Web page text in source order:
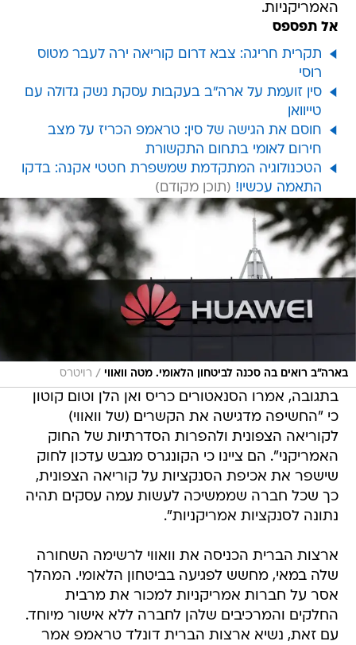
האמריקניות.
אל תפספס
תקרית חריגה: צבא דרום קוריאה ירה לעבר מטוס
רוסי
סין זועמת על ארה"ב בעקבות עסקת נשק גדולה עם
טייוואן
חוסם את הגישה של סין: טראמפ הכריז על מצב
חירום לאומי בתחום התקשורת
הטכנולוגיה המתקדמת שמשפרת חטטי אקנה: בדקו
התאמה עכשיו!
בארה"ב רואים בה סכנה לביטחון הלאומי. מטה וואווי / רויטרס
בתגובה, אמרו הסנאטורים כריס ואן הלן וטום קוטון
כי "החשיפה מדגישה את הקשרים (של וואווי)
לקוריאה הצפונית ולהפרות הסדרתיות של החוק
האמריקני". הם ציינו כי הקונגרס מגבש עדכון לחוק
שישפר את אכיפת הסנקציות על קוריאה הצפונית,
כך שכל חברה שממשיכה לעשות עמה עסקים תהיה
נתונה לסנקציות אמריקניות".
ארצות הברית הכניסה את וואווי לרשימה השחורה
שלה במאי, מחשש לפגיעה בביטחון הלאומי. המהלך
אסר על חברות אמריקניות למכור את מרבית
החלקים והמרכיבים שלהן לחברה ללא אישור מיוחד.
עם זאת, נשיא ארצות הברית דונלד טראמפ אמר